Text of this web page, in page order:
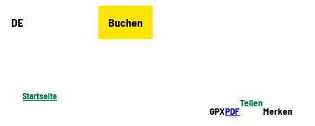
DE Buchen
Startseite
GPXPDF
Teilen
Merken